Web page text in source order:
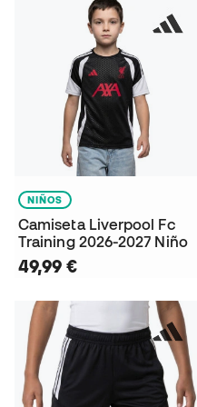
NIÑOS
Camiseta Liverpool Fc
Training 2026-2027 Niño
49,99 €